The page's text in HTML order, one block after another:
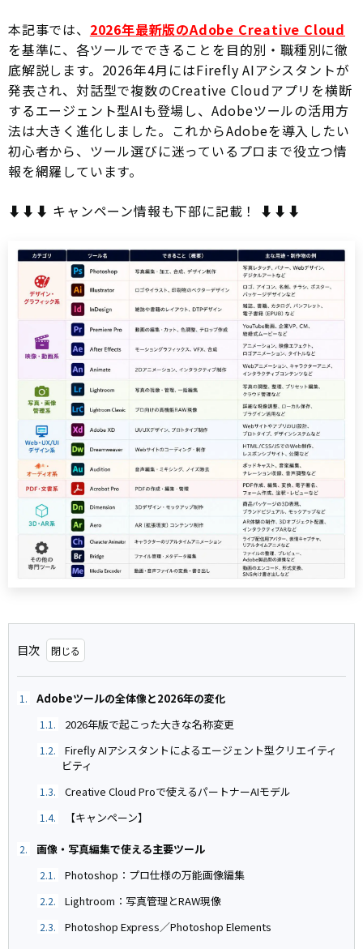
本記事では、 2026年最新版のAdobe Creative Cloud
を基準に、各ツールでできることを目的別・職種別に徹
底解説します。2026年4月にはFirefly AIアシスタントが
発表され、対話型で複数のCreative Cloudアプリを横断
するエージェント型AIも登場し、Adobeツールの活用方
法は大きく進化しました。これからAdobeを導入したい
初心者から、ツール選びに迷っているプロまで役立つ情
報を網羅しています。
⬇️⬇️⬇️ キャンペーン情報も下部に記載！ ⬇️⬇️⬇️
目次
1. Adobeツールの全体像と2026年の変化
1.1. 2026年版で起こった大きな名称変更
1.2.
Firefly AIアシスタントによるエージェント型クリエイティ
ビティ
1.3. Creative Cloud Proで使えるパートナーAIモデル
1.4. 【キャンペーン】
2. 画像・写真編集で使える主要ツール
2.1. Photoshop：プロ仕様の万能画像編集
2.2. Lightroom：写真管理とRAW現像
2.3. Photoshop Express／Photoshop Elements